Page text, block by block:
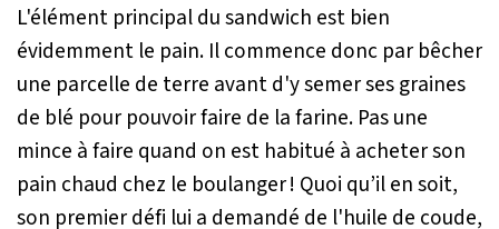
L'élément principal du sandwich est bien
évidemment le pain. Il commence donc par bêcher
une parcelle de terre avant d'y semer ses graines
de blé pour pouvoir faire de la farine. Pas une
mince à faire quand on est habitué à acheter son
pain chaud chez le boulanger ! Quoi qu’il en soit,
son premier défi lui a demandé de l'huile de coude,